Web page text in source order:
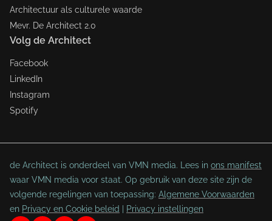
Architectuur als culturele waarde
Mevr. De Architect 2.0
Volg de Architect
Facebook
LinkedIn
Instagram
Spotify
de Architect is onderdeel van VMN media. Lees in ons manifest
waar VMN media voor staat. Op gebruik van deze site zijn de
volgende regelingen van toepassing: Algemene Voorwaarden
en Privacy en Cookie beleid Privacy instellingen